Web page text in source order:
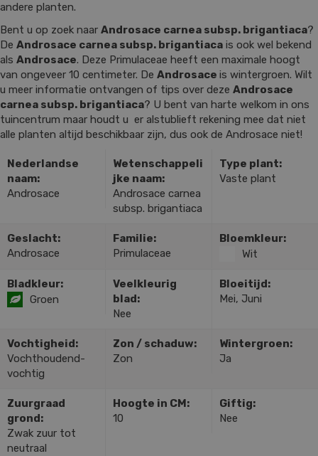
andere planten.
Bent u op zoek naar Androsace carnea subsp. brigantiaca?
De Androsace carnea subsp. brigantiaca is ook wel bekend
als Androsace. Deze Primulaceae heeft een maximale hoogt
van ongeveer 10 centimeter. De Androsace is wintergroen. Wilt
u meer informatie ontvangen of tips over deze Androsace
carnea subsp. brigantiaca? U bent van harte welkom in ons
tuincentrum maar houdt u er alstublieft rekening mee dat niet
alle planten altijd beschikbaar zijn, dus ook de Androsace niet!
Nederlandse
naam:
Androsace
Wetenschappeli
jke naam:
Androsace carnea
subsp. brigantiaca
Type plant:
Vaste plant
Geslacht:
Androsace
Familie:
Primulaceae
Bloemkleur:
Wit
Bladkleur:
Groen
Veelkleurig
blad:
Nee
Bloeitijd:
Mei, Juni
Vochtigheid:
Vochthoudend-
vochtig
Zon / schaduw:
Zon
Wintergroen:
Ja
Zuurgraad
grond:
Zwak zuur tot
neutraal
Hoogte in CM:
10
Giftig:
Nee